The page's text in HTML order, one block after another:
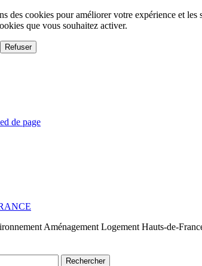
des cookies pour améliorer votre expérience et
que vous souhaitez activer.
Refuser
de page
Aménagement Logement Hauts-de-
Rechercher